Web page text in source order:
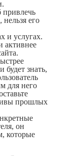
его
и услугах.
активнее
будет знать,
для него
прошлых
он
которые